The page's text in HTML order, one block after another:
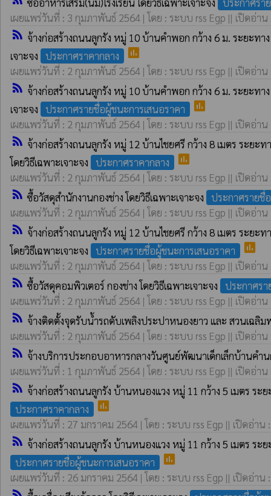
เผยแพร่วันที่ : 3 กุมภาพันธ์ 2564 | โดย : ระบบ rss Egp || เปิดอ่าน
rss_feed จ้างก่อสร้างถนนลูกรัง หมู่ 10 บ้านคำพอก กว้าง 6 ม. ระยะท
เจาะจง
ประกาศราคากลาง poll
เผยแพร่วันที่ : 2 กุมภาพันธ์ 2564 | โดย : ระบบ rss Egp || เปิดอ่าน
rss_feed จ้างก่อสร้างถนนลูกรัง หมู่ 10 บ้านคำพอก กว้าง 6 ม. ระยะท
เจาะจง
ประกาศรายชื่อผู้ชนะการเสนอราคา poll
เผยแพร่วันที่ : 2 กุมภาพันธ์ 2564 | โดย : ระบบ rss Egp || เปิดอ่าน
rss_feed จ้างก่อสร้างถนนลูกรัง หมู่ 12 บ้านไชยศรี กว้าง 8 เมตร ระย
โดยวิธีเฉพาะเจาะจง
ประกาศราคากลาง poll
เผยแพร่วันที่ : 2 กุมภาพันธ์ 2564 | โดย : ระบบ rss Egp || เปิดอ่าน
rss_feed ซื้อวัสดุสำนักงานกองช่าง โดยวิธีเฉพาะเจาะจง
ประกาศรายชื่
เผยแพร่วันที่ : 2 กุมภาพันธ์ 2564 | โดย : ระบบ rss Egp || เปิดอ่าน
rss_feed จ้างก่อสร้างถนนลูกรัง หมู่ 12 บ้านไชยศรี กว้าง 8 เมตร ระย
โดยวิธีเฉพาะเจาะจง
ประกาศรายชื่อผู้ชนะการเสนอราคา poll
เผยแพร่วันที่ : 2 กุมภาพันธ์ 2564 | โดย : ระบบ rss Egp || เปิดอ่าน
rss_feed ซื้อวัสดุคอมพิวเตอร์ กองช่าง โดยวิธีเฉพาะเจาะจง
ประกาศร
เผยแพร่วันที่ : 2 กุมภาพันธ์ 2564 | โดย : ระบบ rss Egp || เปิดอ่าน
rss_feed จ้างติดตั้งจุดรับน้ำรถดับเพลิงประปาหนองยาว และ สวนเฉลิม
เผยแพร่วันที่ : 2 กุมภาพันธ์ 2564 | โดย : ระบบ rss Egp || เปิดอ่าน
rss_feed จ้างบริการประกอบอาหารกลางวันศูนย์พัฒนาเด็กเล็กบ้านคำน
เผยแพร่วันที่ : 1 กุมภาพันธ์ 2564 | โดย : ระบบ rss Egp || เปิดอ่าน
rss_feed จ้างก่อสร้างถนนลูกรัง บ้านหนองแวง หมู่ 11 กว้าง 5 เมตร ระ
ประกาศราคากลาง
poll
เผยแพร่วันที่ : 27 มกราคม 2564 | โดย : ระบบ rss Egp || เปิดอ่าน
rss_feed จ้างก่อสร้างถนนลูกรัง บ้านหนองแวง หมู่ 11 กว้าง 5 เมตร ระ
ประกาศรายชื่อผู้ชนะการเสนอราคา
poll
เผยแพร่วันที่ : 26 มกราคม 2564 | โดย : ระบบ rss Egp || เปิดอ่าน